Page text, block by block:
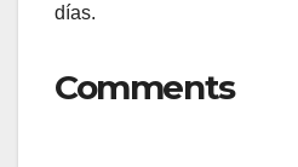
días.
Comments